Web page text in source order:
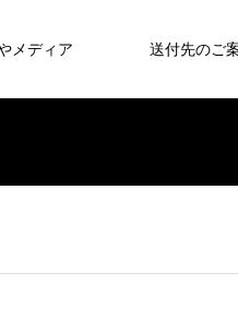
メディア 送付先のご